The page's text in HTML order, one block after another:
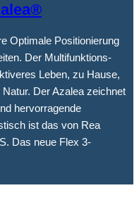
Optimale Positionierung
Der Multifunktions-
Leben, zu Hause,
Der Azalea zeichnet
hervorragende
ist das von Rea
Das neue Flex 3-